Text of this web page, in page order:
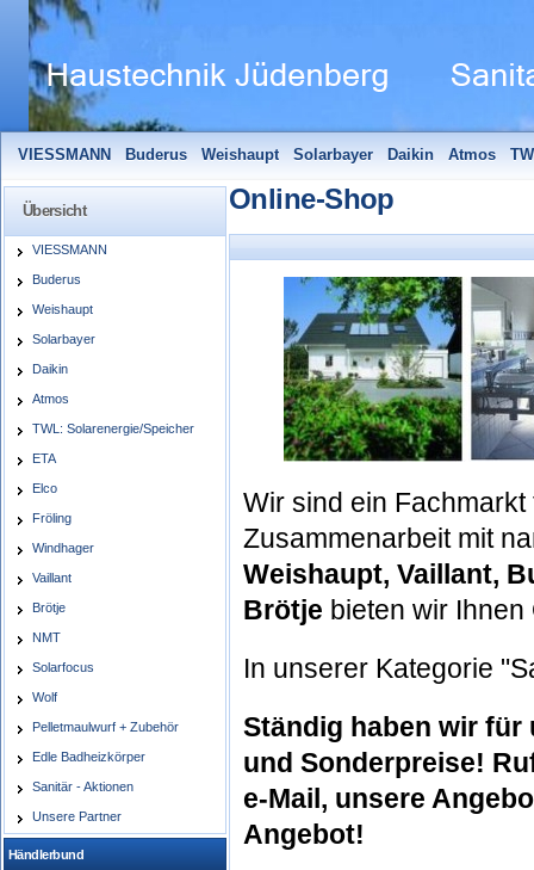
VIESSMANN Buderus Weishaupt Solarbayer Daikin Atmos
Solarfocus
Wolf Pelletmaulwurf + Zubehör Edle Badheizkörper
Übersicht
VIESSMANN
Buderus
Weishaupt
Solarbayer
Daikin
Atmos
TWL: Solarenergie/Speicher
ETA
Elco
Fröling
Windhager
Vaillant
Brötje
NMT
Solarfocus
Wolf
Pelletmaulwurf + Zubehör
Edle Badheizkörper
Sanitär - Aktionen
Unsere Partner
Händlerbund
Online-Shop
Wir sind ein
Zusammenarbeit mit
Weishaupt, Vaillant,
Brötje bieten wir
In unserer Kategorie
Ständig haben wir
und Sonderpreise!
e-Mail, unsere
Angebot!